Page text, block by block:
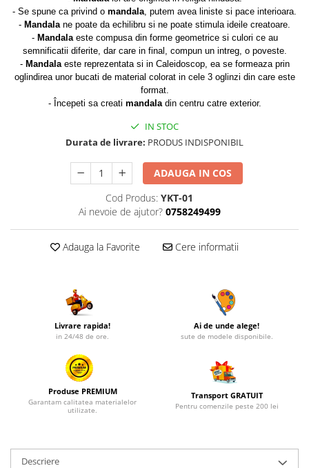
- Se spune ca privind o mandala , putem avea liniste si pace interioara.
- Mandala ne poate da echilibru si ne poate stimula ideile creatoare.
- Mandala este compusa din forme geometrice si culori ce au
semnificatii diferite, dar care in final, compun un intreg, o poveste.
- Mandalaeste reprezentata si in Caleidoscop, ea se formeaza prin
oglindirea unor bucati de material colorat in cele 3 oglinzi din care este
format.
- Începeti sa creati mandala din centru catre exterior.
IN STOC
Durata de livrare: PRODUS INDISPONIBIL
ADAUGA IN COS
Cod Produs: YKT-01
Ai nevoie de ajutor? 0758249499
Adauga la Favorite Cere informatii
Livrare rapida!
in 24/48 de ore.
Ai de unde alege!
sute de modele disponibile.
Produse PREMIUM
Garantam calitatea materialelor
utilizate.
Transport GRATUIT
Pentru comenzile peste 200 lei
Descriere